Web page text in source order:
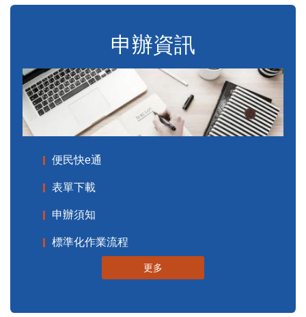
申辦資訊
便民快e通
表單下載
申辦須知
標準化作業流程
更多